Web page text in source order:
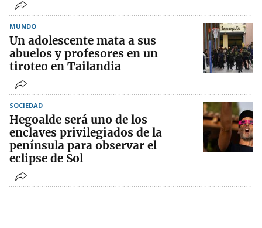
MUNDO
Un adolescente mata a sus
abuelos y profesores en un
tiroteo en Tailandia
SOCIEDAD
Hegoalde será uno de los
enclaves privilegiados de la
península para observar el
eclipse de Sol